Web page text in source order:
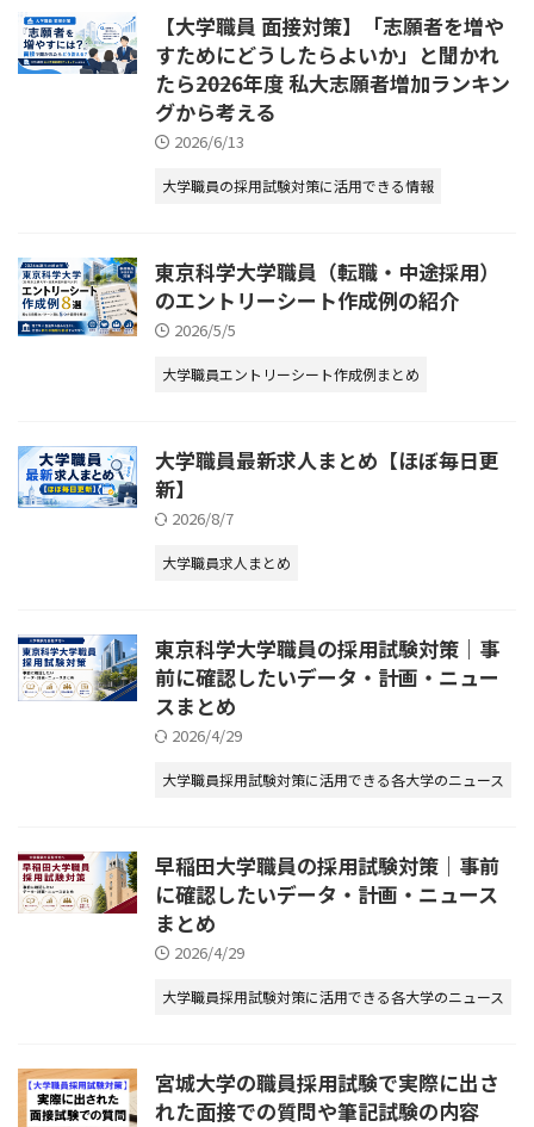
【大学職員 面接対策】「志願者を増や
すためにどうしたらよいか」と聞かれ
たら――2026年度 私大志願者増加ランキン
グから考える
2026/6/13
大学職員の採用試験対策に活用できる情報
東京科学大学職員（転職・中途採用）
のエントリーシート作成例の紹介
2026/5/5
大学職員エントリーシート作成例まとめ
大学職員最新求人まとめ【ほぼ毎日更
新】
2026/8/7
大学職員求人まとめ
東京科学大学職員の採用試験対策｜事
前に確認したいデータ・計画・ニュー
スまとめ
2026/4/29
大学職員採用試験対策に活用できる各大学のニュース
早稲田大学職員の採用試験対策｜事前
に確認したいデータ・計画・ニュース
まとめ
2026/4/29
大学職員採用試験対策に活用できる各大学のニュース
宮城大学の職員採用試験で実際に出さ
れた面接での質問や筆記試験の内容